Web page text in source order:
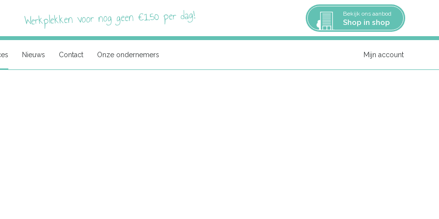
Werkplekken voor nog geen €1,50 per dag! Bekijk ons aanbod
Shop in shop
Nieuws Contact Onze ondernemers Mijn account